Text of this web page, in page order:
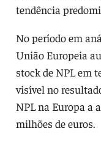
tendência
No período em
União Europeia
stock de NPL em
visível no
NPL na Europa a
milhões de euros.